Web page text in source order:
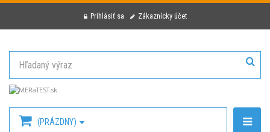
Prihlásiť sa Zákaznícky účet
(PRÁZDNY)